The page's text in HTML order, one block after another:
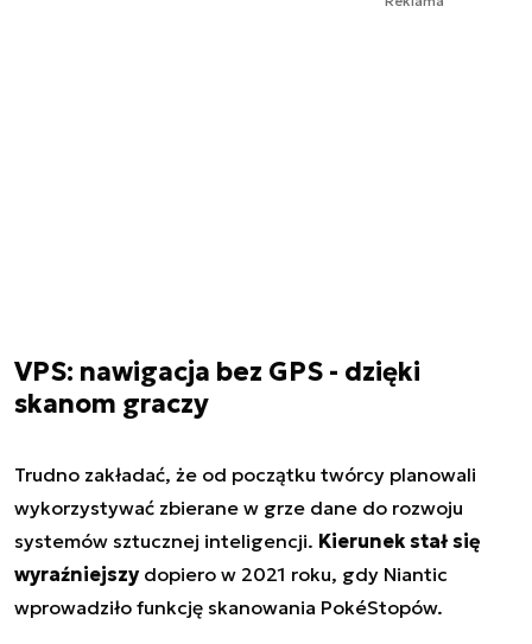
VPS: nawigacja bez GPS - dzięki
skanom graczy
Trudno zakładać, że od początku twórcy planowali
wykorzystywać zbierane w grze dane do rozwoju
systemów sztucznej inteligencji. Kierunek stał się
wyraźniejszydopiero w 2021 roku, gdy Niantic
wprowadziło funkcję skanowania PokéStopów.